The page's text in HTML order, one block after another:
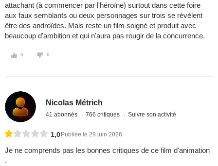
attachant (à commencer par l'héroïne) surtout dans cette foire
aux faux semblants ou deux personnages sur trois se révèlent
être des androïdes. Mais reste un film soigné et produit avec
beaucoup d'ambition et qui n'aura pas rougir de la concurrence.
0 0
Nicolas Métrich
41 abonnés 766 critiques Suivre son activité
1,0 Publiée le 29 juin 2026
Je ne comprends pas les bonnes critiques de ce film d'animation
.